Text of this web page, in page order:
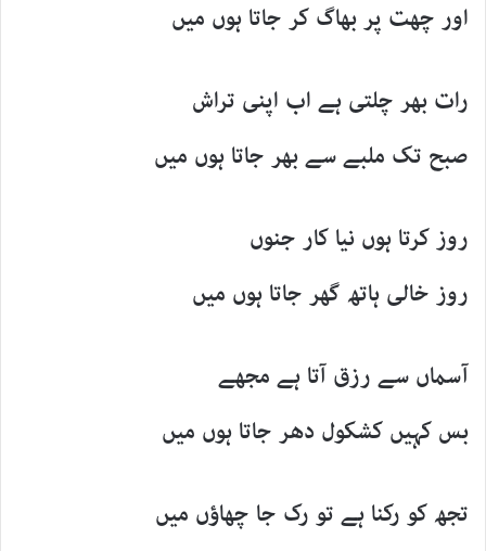
اور چھت پر بھاگ کر جاتا ہوں میں
رات بھر چلتی ہے اب اپنی تراش
صبح تک ملبے سے بھر جاتا ہوں میں
روز کرتا ہوں نیا کار جنوں
روز خالی ہاتھ گھر جاتا ہوں میں
آسماں سے رزق آتا ہے مجھے
بس کہیں کشکول دھر جاتا ہوں میں
تجھ کو رکنا ہے تو رک جا چھاؤں میں